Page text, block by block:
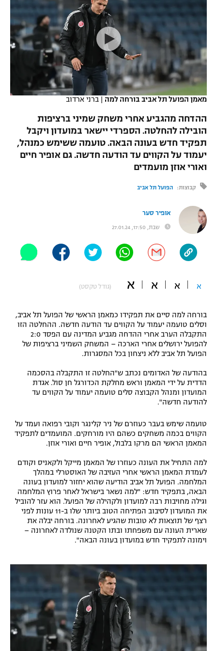
VOD
רץ ברשת
תוצאות
לוח שידורים
ברחבה
"מחצית בשכונה" – פודקאסט
משתתפים וזוכים בפרסים
תקנון משתתפים וזוכים בפרסים
תקנון עבור פעילות אלקטרה
תקנון עבור פעילות ספורט 1 – "מרלן"
גיימינג E-Sports
מדיניות פרטיות
תקנון פעילות ספורט 1
רשיון להקרנה פומבית לבית עסק
הצטרפות לחבילת הערוצים
לוח דרושים – ג'ובנט
תגיות
המגזין
נבחרת ישראל
מכבי חיפה
בית"ר ירושלים
מכבי תל אביב
הפועל תל אביב
הפועל חיפה
הפועל באר שבע
ליגה איטלקית
ליגה צרפתית
ליגה הולנדית
ליגה טורקית
ליגה ברזילאית
ליגות נוספות
כדורסל נשים
מכבי תל אביב
הפועל חולון
הפועל ירושלים
דני אבדיה
יורוליג
יורוקאפ
כדוריד
כדורעף
שחייה
ג'ודו
אגרוף
ספורט אולימפי
UFC
היאבקות WWE
ספורט מוטורי
כדורמים
בייסבול MLB
ספורט אתגרי ואקסטרים
אומנויות לחימה
גיימינג E-Sports
מאמן הפועל תל אביב בורחה למה | ברני ארדוב
ההדחה מהגביע אחרי משחק שמיני ברציפות
הובילה להחלטה. הספרדי יישאר במועדון ויקבל
תפקיד חדש בעונה הבאה. טועמה ששימש כמנהל,
יעמוד על הקווים עד הודעה חדשה. גם אופיר חיים
ואורי אוזן מועמדים
קבוצות: הפועל תל אביב
אופיר סער
שבת, 17:50, 27.01.24
א א א א (גודל טקסט)
בורחה למה סיים את תפקידו כמאמן הראשי של הפועל תל אביב,
וסלים טועמה יעמוד על הקווים עד הודעה חדשה. ההחלטה הזו
התקבלה הערב אחרי ההדחה מגביע המדינה עם הפסד 2:0
להפועל ירושלים אחרי הארכה – המשחק השמיני ברציפות של
הפועל תל אביב ללא ניצחון בכל המסגרות.
בהודעה של האדומים נכתב ש"החלטה זו התקבלה בהסכמה
הדדית על ידי המאמן וראש מחלקת הכדורגל חן סול. אגדת
המועדון ומנהל הקבוצה סלים טועמה יעמוד על הקווים עד
להודעה חדשה".
טועמה שימש בעבר כעוזרם של ניר קלינגר וקובי רפואה ועמד על
הקווים בכמה משחקים כשהם היו מורחקים. המועמדים לתפקיד
המאמן הראשי הם מרקו בלבול, אופיר חיים ואורי אוזן.
למה התחיל את העונה כעוזרו של המאמן מייקל ולקאניס וקודם
לעמדת המאמן הראשי אחרי העזיבה של האוסטרלי במהלך
המלחמה. הפועל תל אביב הודיעה שהוא יחזור למועדון בעונה
הבאה, בתפקיד חדש: "למה נשאר בישראל לאחר פרוץ המלחמה
וגילה מחויבות רבה למועדון ולקהילה של הפועל. הוא עזר להוביל
את המועדון לסיבוב הפתיחה הטוב ביותר שלו ב-11 עונות לפני
רצף של תוצאות לא טובות שהגיע לאחרונה. בורחה יבלה את
שארית העונה עם משפחתו ובתו הקטנה שנולדה לאחרונה –
וימונה לתפקיד חדש במועדון בעונה הבאה".